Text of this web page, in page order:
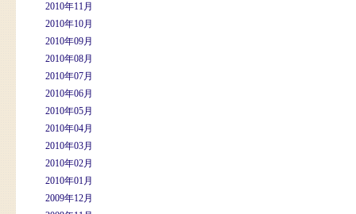
2010年11月
2010年10月
2010年09月
2010年08月
2010年07月
2010年06月
2010年05月
2010年04月
2010年03月
2010年02月
2010年01月
2009年12月